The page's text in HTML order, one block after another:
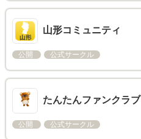
山形コミュニティ
公開 公式サークル
たんたんファンクラブ
公開 公式サークル